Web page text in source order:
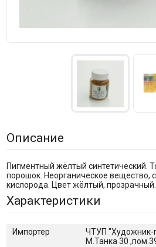
Описание
Пигментный жёлтый синтетический.
порошок. Неорганическое вещество,
кислорода. Цвет жёлтый, прозрачный.
Характеристики
Импортер
ЧТУП "Художник-
М.Танка 30